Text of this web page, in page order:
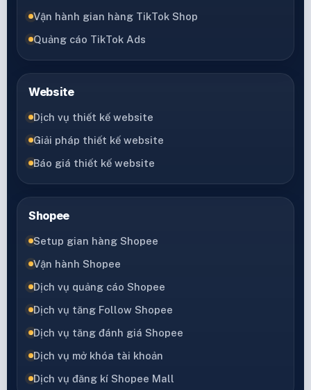
Vận hành gian hàng TikTok Shop
Quảng cáo TikTok Ads
Website
Dịch vụ thiết kế website
Giải pháp thiết kế website
Báo giá thiết kế website
Shopee
Setup gian hàng Shopee
Vận hành Shopee
Dịch vụ quảng cáo Shopee
Dịch vụ tăng Follow Shopee
Dịch vụ tăng đánh giá Shopee
Dịch vụ mở khóa tài khoản
Dịch vụ đăng kí Shopee Mall